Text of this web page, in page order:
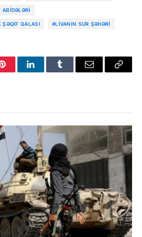
ABIDƏLƏRI
ŞƏQIF QALASI #LIVANIN SUR ŞƏHƏRI
PinterestLinkedInTumblr Email
Copy